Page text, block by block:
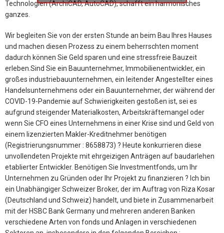
Technologien (ArchiCAD, AutoCAD), schafft ein harmonisches
ganzes.
Wir begleiten Sie von der ersten Stunde an beim Bau Ihres Hauses
und machen diesen Prozess zu einem beherrschten moment
dadurch können Sie Geld sparen und eine stressfreie Bauzeit
erleben.Sind Sie ein Bauunternehmer, Immobilienentwickler, ein
großes industriebauunternehmen, ein leitender Angestellter eines
Handelsunternehmens oder ein Bauunternehmer, der während der
COVID-19-Pandemie auf Schwierigkeiten gestoßen ist, sei es
aufgrund steigender Materialkosten, Arbeitskräftemangel oder
wenn Sie CFO eines Unternehmens in einer Krise sind und Geld von
einem lizenzierten Makler-Kreditnehmer benötigen
(Registrierungsnummer : 8658873) ? Heute konkurrieren diese
unvollendeten Projekte mit ehrgeizigen Anträgen auf baudarlehen
etablierter Entwickler. Benötigen Sie Investmentfonds, um Ihr
Unternehmen zu Gründen oder Ihr Projekt zu finanzieren ? Ich bin
ein Unabhängiger Schweizer Broker, der im Auftrag von Riza Kosar
(Deutschland und Schweiz) handelt, und biete in Zusammenarbeit
mit der HSBC Bank Germany und mehreren anderen Banken
verschiedene Arten von fonds und Anlagen in verschiedenen